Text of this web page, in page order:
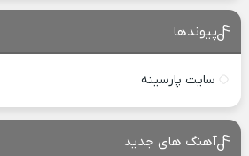
پیوندها
سایت پارسینه
آهنگ های جدید